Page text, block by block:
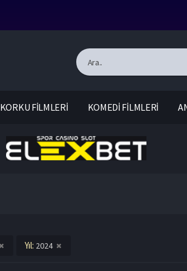
KORKU FİLMLERİ KOMEDİ FİLMLERİ
Yıl: 2024